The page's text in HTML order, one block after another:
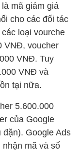
mã giảm giá
cho các đối tác
loại vourche
VNĐ, voucher
VNĐ. Tuy
VNĐ và
tại nữa.
5.600.000
của Google
Google Ads
mã và số